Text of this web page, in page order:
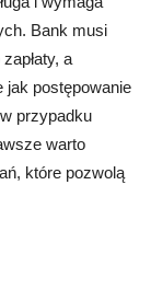
Bank musi
a
jak postępowanie
przypadku
warto
które pozwolą